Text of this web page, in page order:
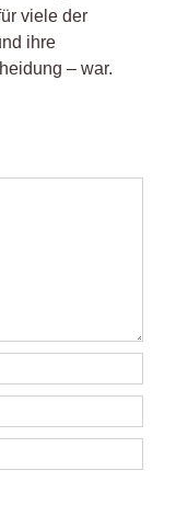
viele der
ihre
– war.